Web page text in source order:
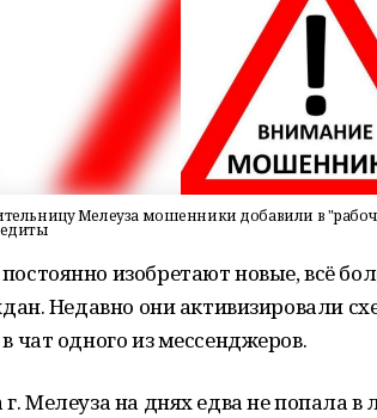
Мелеуза мошенники добавили в
изобретают новые, всё
Недавно они активизировали
чат одного из мессенджеров.
Мелеуза на днях едва не попала